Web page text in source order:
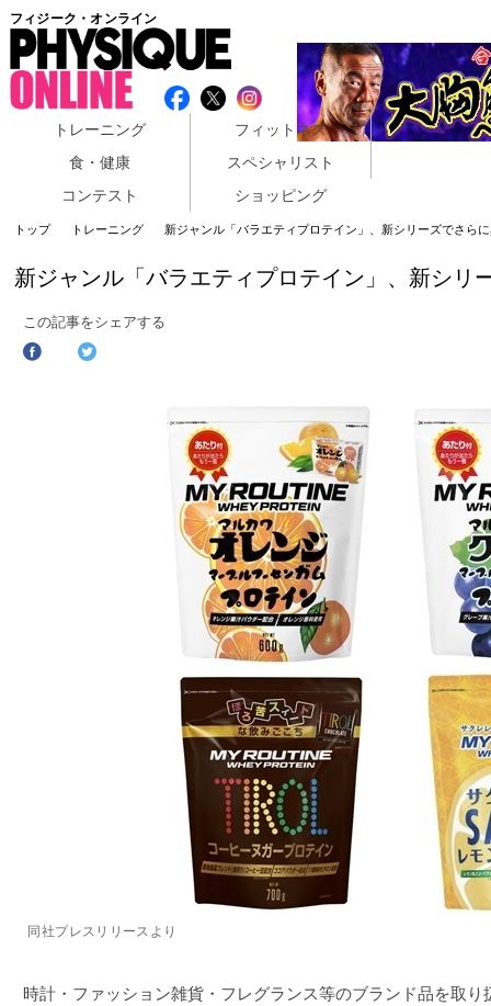
フィジーク・オンライン
トレーニング
フィットネス
食・健康
スペシャリスト
コンテスト
ショッピング
トップ トレーニング 新ジャンル「バラエティプロテイン」、新シリーズでさら
新ジャンル「バラエティプロテイン」、新シリ
この記事をシェアする
同社プレスリリースより
時計・ファッション雑貨・フレグランス等のブランド品を取